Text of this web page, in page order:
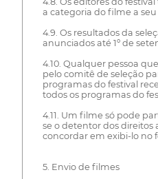
a categoria do filme a seu
4.9. Os resultados da
anunciados até 1º de
4.10. Qualquer pessoa
pelo comitê de seleção
programas do festival
todos os programas do
4.11. Um filme só pode
se o detentor dos direitos
concordar em exibi-lo no
5. Envio de filmes